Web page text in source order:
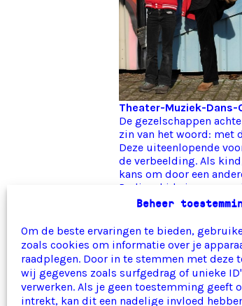
Beheer
Om de beste ervaringen te bieden,
zoals cookies om informatie over je
raadplegen. Door in te stemmen met deze
wij gegevens zoals surfgedrag of unieke
verwerken. Als je geen toestemming geeft
intrekt, kan dit een nadelige invloed
Theater-Muziek-
De gezelschappen
zin van het woord: met
Deze uiteenlopende
de verbeelding. Als
kans om door een
Podiumkids is er voor
voor live!
Podiumkids Agenda:
een rij
Op www.podiumkids.nl
wij maken. Je kan
dé voorstelling kan